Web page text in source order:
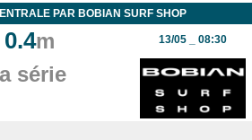
PAR BOBIAN SURF SHOP
0.4m
série
13/05 _ 08:30